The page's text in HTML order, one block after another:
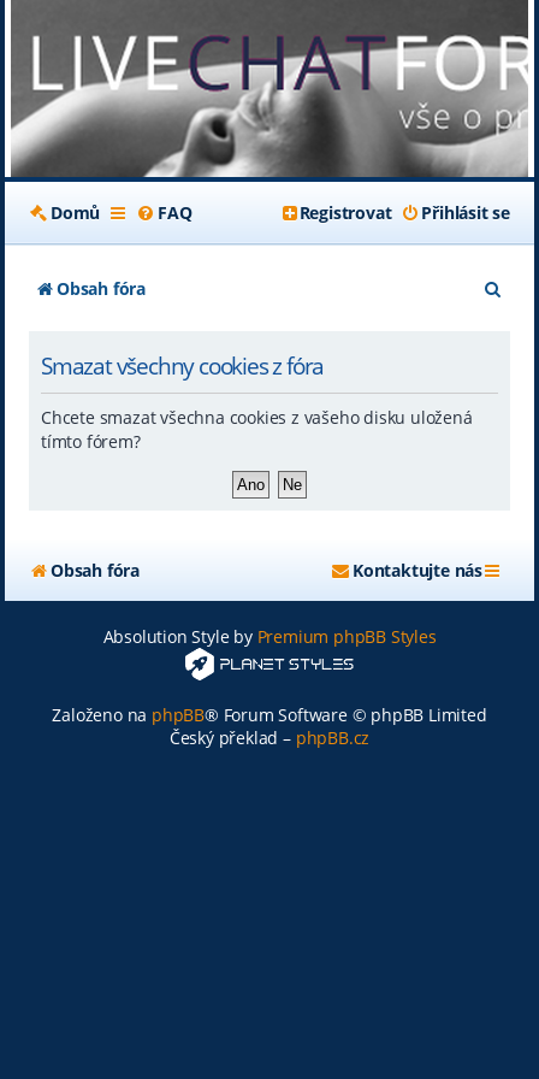
Domů FAQ Přihlásit se
Registrovat
Obsah fóra
Smazat všechny cookies z fóra
Chcete smazat všechna cookies z vašeho disku uložená
tímto fórem?
Obsah fóra Kontaktujte nás
Absolution Style by Premium phpBB Styles
Založeno na phpBB® Forum Software © phpBB Limited
Český překlad – phpBB.cz